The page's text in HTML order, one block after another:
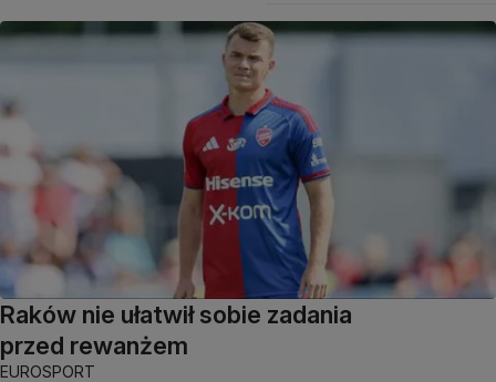
Raków nie ułatwił sobie zadania
przed rewanżem
EUROSPORT